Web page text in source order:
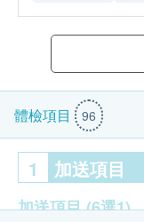
體檢項目 96
1 加送項目
加送項目(6選1)